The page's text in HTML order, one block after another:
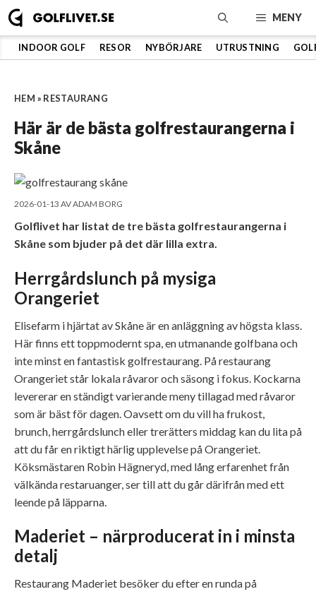
Hoppa
till
innehåll
MENY
INDOOR GOLF RESOR NYBÖRJARE UTRUSTNING
HEM » RESTAURANG
Här är de bästa golfrestaurangerna i
Skåne
2026-01-13 AVADAM BORG
Golflivet har listat de tre bästa golfrestaurangerna i
Skåne som bjuder på det där lilla extra.
Herrgårdslunch på mysiga
Orangeriet
Elisefarm i hjärtat av Skåne är en anläggning av högsta klass.
Här finns ett toppmodernt spa, en utmanande golfbana och
inte minst en fantastisk golfrestaurang. På restaurang
Orangeriet står lokala råvaror och säsong i fokus. Kockarna
levererar en ständigt varierande meny tillagad med råvaror
som är bäst för dagen. Oavsett om du vill ha frukost,
brunch, herrgårdslunch eller trerätters middag kan du lita på
att du får en riktigt härlig upplevelse på Orangeriet.
Köksmästaren Robin Hägneryd, med lång erfarenhet från
välkända restaruanger, ser till att du går därifrån med ett
leende på läpparna.
Maderiet – närproducerat in i minsta
detalj
Restaurang Maderiet besöker du efter en runda på